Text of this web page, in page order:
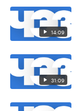
14:09
31:09